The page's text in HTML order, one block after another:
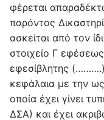
φέρεται
παρόντος
ασκείται από τον
στοιχείο Γ
εφεσίβλητης
κεφάλαια με την
οποία έχει γίνει
ΔΣΑ) και έχει